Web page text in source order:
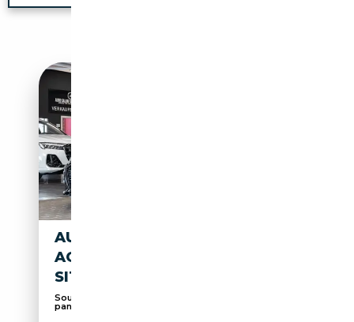
AUDI RS5 SPORTBACK|RS-
AGA|RS-
SITZE|LASER|PANO|B&O
Soundsystem, Affichage tête haute, Toit
panoramiqu...